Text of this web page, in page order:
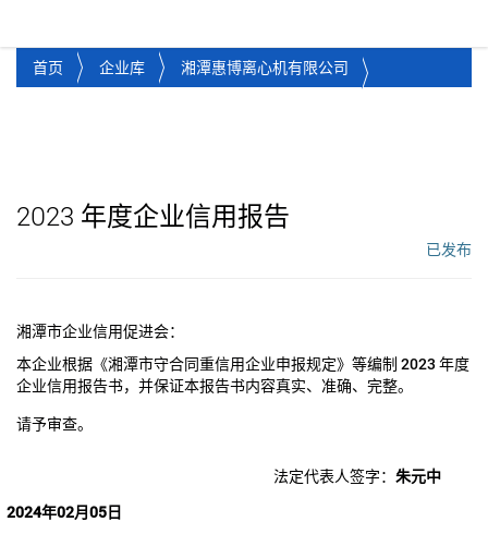
首页 企业库 湘潭惠博离心机有限公司
2023 年度企业信用报告
已发布
湘潭市企业信用促进会：
本企业根据《湘潭市守合同重信用企业申报规定》等编制 2023 年度
企业信用报告书，并保证本报告书内容真实、准确、完整。
请予审查。
法定代表人签字： 朱元中
2024年02月05日